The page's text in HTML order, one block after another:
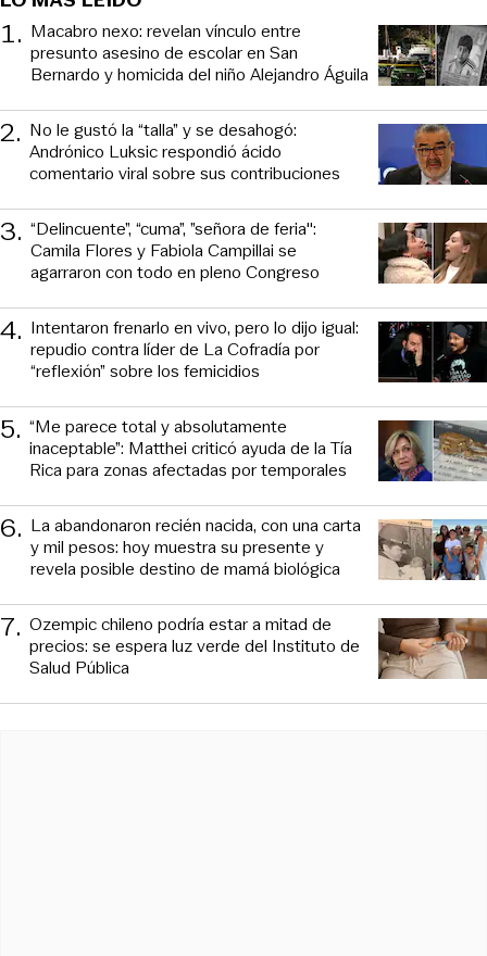
1. Macabro nexo: revelan vínculo entre
presunto asesino de escolar en San
Bernardo y homicida del niño Alejandro Águila
2. No le gustó la “talla” y se desahogó:
Andrónico Luksic respondió ácido
comentario viral sobre sus contribuciones
3. “Delincuente”, “cuma”, ”señora de feria":
Camila Flores y Fabiola Campillai se
agarraron con todo en pleno Congreso
4. Intentaron frenarlo en vivo, pero lo dijo igual:
repudio contra líder de La Cofradía por
“reflexión” sobre los femicidios
5. “Me parece total y absolutamente
inaceptable”: Matthei criticó ayuda de la Tía
Rica para zonas afectadas por temporales
6. La abandonaron recién nacida, con una carta
y mil pesos: hoy muestra su presente y
revela posible destino de mamá biológica
7. Ozempic chileno podría estar a mitad de
precios: se espera luz verde del Instituto de
Salud Pública